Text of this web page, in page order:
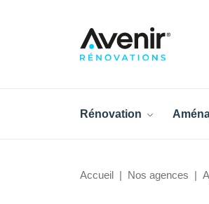
Rénovation
Accueil Nos agences